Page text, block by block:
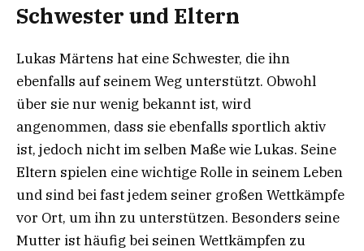
Schwester und Eltern
Lukas Märtens hat eine Schwester, die ihn
ebenfalls auf seinem Weg unterstützt. Obwohl
über sie nur wenig bekannt ist, wird
angenommen, dass sie ebenfalls sportlich aktiv
ist, jedoch nicht im selben Maße wie Lukas. Seine
Eltern spielen eine wichtige Rolle in seinem Leben
und sind bei fast jedem seiner großen Wettkämpfe
vor Ort, um ihn zu unterstützen. Besonders seine
Mutter ist häufig bei seinen Wettkämpfen zu